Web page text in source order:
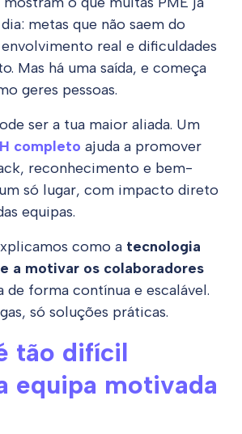
metas que não saem do
real e dificuldades
Mas há uma saída, e começa
geres pessoas.
ser a tua maior aliada. Um
completo ajuda a promover
reconhecimento e bem-
só lugar, com impacto direto
equipas.
como a tecnologia
a motivar os colaboradores
de forma contínua e escalável.
só soluções práticas.
tão difícil
equipa motivada